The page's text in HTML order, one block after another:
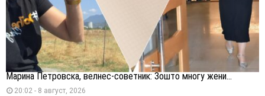
Марина Петровска, велнес-советник: Зошто многу жени...
20:02 - 8 август, 2026